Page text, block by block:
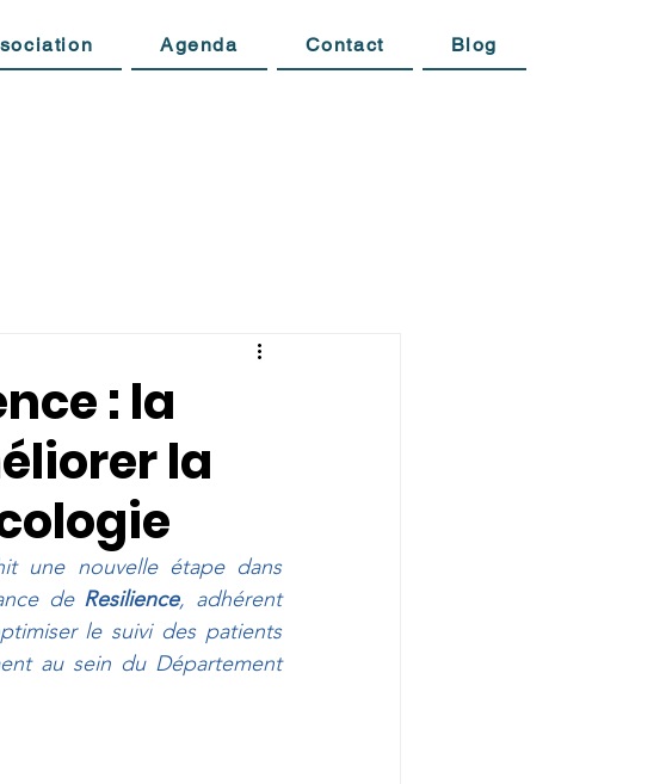
Agenda Contact Blog
: la
la
une nouvelle étape dans
de Resilience, adhérent
le suivi des patients
au sein du Département